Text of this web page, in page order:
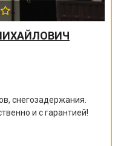
снегозадержания.
и с гарантией!